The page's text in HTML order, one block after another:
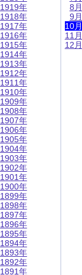
1919年
1918年
1917年
1916年
1915年
1914年
1913年
1912年
1911年
1910年
1909年
1908年
1907年
1906年
1905年
1904年
1903年
1902年
1901年
1900年
1899年
1898年
1897年
1896年
1895年
1894年
1893年
1892年
1891年
8月
9月
10月
11月
12月